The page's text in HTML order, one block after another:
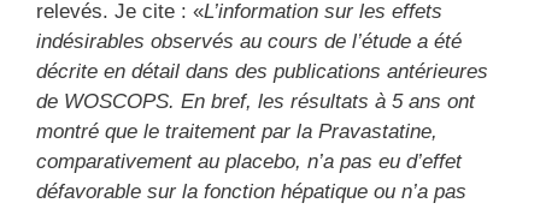
relevés. Je cite : «L’information sur les effets
indésirables observés au cours de l’étude a été
décrite en détail dans des publications antérieures
de WOSCOPS. En bref, les résultats à 5 ans ont
montré que le traitement par la Pravastatine,
comparativement au placebo, n’a pas eu d’effet
défavorable sur la fonction hépatique ou n’a pas